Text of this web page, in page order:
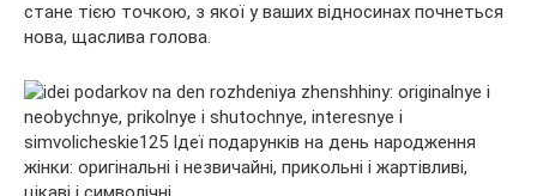
стане тією точкою, з якої у ваших відносинах почнеться
нова, щаслива голова.